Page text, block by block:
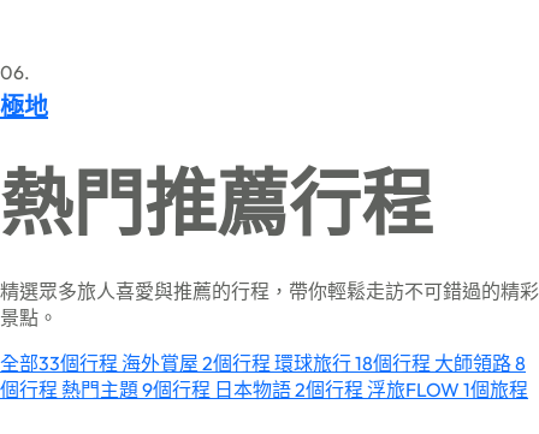
06.
極地
熱門推薦行程
精選眾多旅人喜愛與推薦的行程，帶你輕鬆走訪不可錯過的精彩
景點。
全部33個行程 海外賞屋 2個行程 環球旅行18個行程 大師領路8
個行程 熱門主題9個行程 日本物語2個行程 浮旅FLOW 1個旅程